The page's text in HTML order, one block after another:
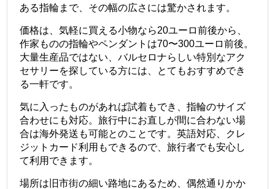
ある指輪まで、その幅の広さには驚かされます。
価格は、気軽に買える小物なら20ユーロ前後から、
作家ものの指輪やペンダントは70〜300ユーロ前後。
大量生産品ではない、バルセロナらしい特別なアク
セサリーを探している方には、とてもおすすめでき
る一軒です。
気に入ったものがあれば試着もでき、指輪のサイズ
合わせにも対応。旅行中にお直しが間に合わない場
合は海外発送も可能とのことです。英語対応、クレ
ジットカード利用もできるので、旅行者でも安心し
て利用できます。
場所は旧市街の細い路地にあるため、偶然通りかか